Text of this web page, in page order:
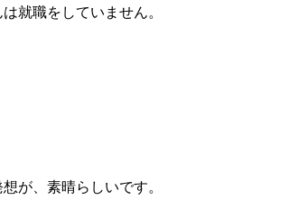
就職をしていません。
が、素晴らしいです。